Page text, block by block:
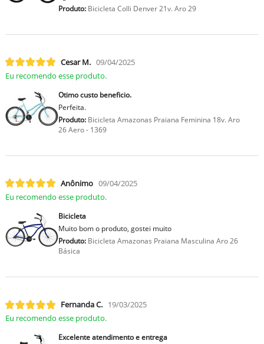
Produto:Bicicleta Colli Denver 21v. Aro 29
Cesar M. 09/04/2025
Eu recomendo esse produto.
Otimo custo beneficio.
Perfeita.
Produto:Bicicleta Amazonas Praiana Feminina 18v. Aro
26 Aero - 1369
Anônimo 09/04/2025
Eu recomendo esse produto.
Bicicleta
Muito bom o produto, gostei muito
Produto:Bicicleta Amazonas Praiana Masculina Aro 26
Básica
Fernanda C. 19/03/2025
Eu recomendo esse produto.
Excelente atendimento e entrega